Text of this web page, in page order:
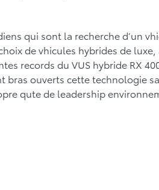
qui sont la recherche d’un
de vhicules hybrides de
records du VUS hybride RX
bras ouverts cette technologie
qute de leadership